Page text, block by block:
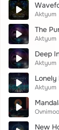
Aktyum
The
Aktyum
Deep
Aktyum
Lonely
Aktyum
New